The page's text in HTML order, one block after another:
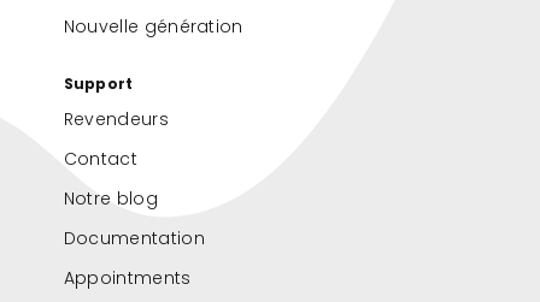
Nouvelle génération
Support
Revendeurs
Contact
Notre blog
Documentation
Appointments